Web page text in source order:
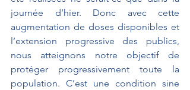
journée d’hier. Donc avec cette
augmentation de doses disponibles et
l’extension progressive des publics,
nous atteignons notre objectif de
protéger progressivement toute la
population. C’est une condition sine